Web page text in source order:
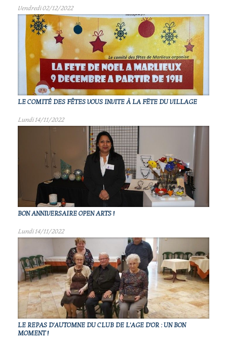
Vendredi 02/12/2022
LE COMITÉ DES FÊTES VOUS INVITE À LA FËTE DU VILLAGE
Lundi 14/11/2022
BON ANNIVERSAIRE OPEN ARTS !
Lundi 14/11/2022
LE REPAS D'AUTOMNE DU CLUB DE L'AGE D'OR : UN BON
MOMENT !